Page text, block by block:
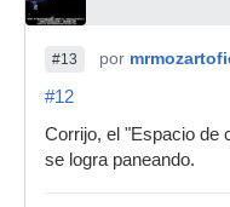
#13 por
#12
Corrijo, el "Espacio de
se logra paneando.